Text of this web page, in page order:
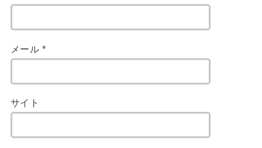
メール *
サイト